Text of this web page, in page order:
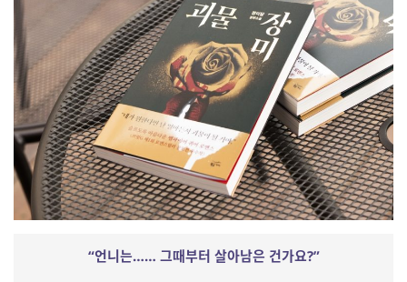
“언니는…… 그때부터 살아남은 건가요?”